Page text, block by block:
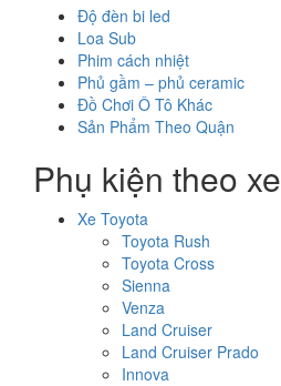
Độ đèn bi led
Loa Sub
Phim cách nhiệt
Phủ gầm – phủ ceramic
Đồ Chơi Ô Tô Khác
Sản Phẩm Theo Quận
Phụ kiện theo xe
Xe Toyota
Toyota Rush
Toyota Cross
Sienna
Venza
Land Cruiser
Land Cruiser Prado
Innova